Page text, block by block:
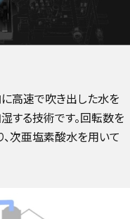
高速で吹き出した水を
する技術です。回転数を
次亜塩素酸水を用いて